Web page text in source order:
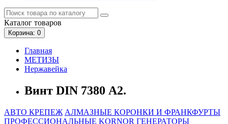
Каталог товаров
Корзина: 0
Главная
МЕТИЗЫ
Нержавейка
Винт DIN 7380 А2.
АВТО КРЕПЕЖ АЛМАЗНЫЕ КОРОНКИ И ФРАНКФУРТЫ
ПРОФЕССИОНАЛЬНЫЕ KORNOR ГЕНЕРАТОРЫ